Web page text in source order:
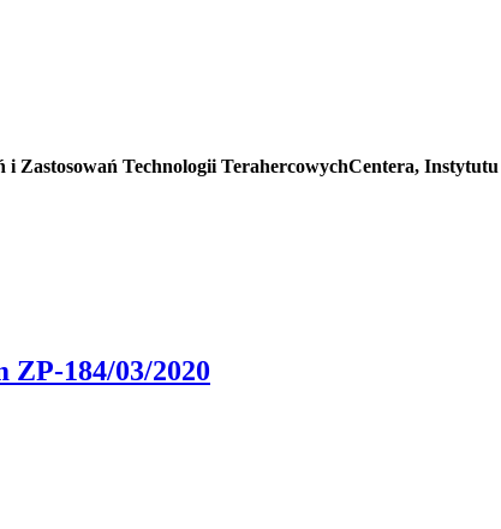
Technologii TerahercowychCentera,
184/03/2020